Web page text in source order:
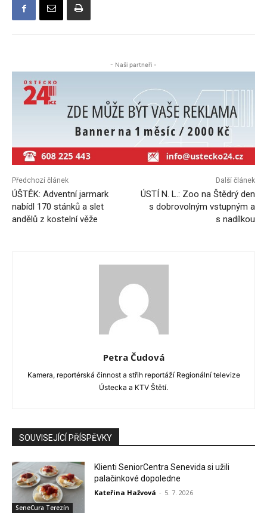
- Naši partneři -
Předchozí článek
ÚŠTĚK: Adventní jarmark
nabídl 170 stánků a slet
andělů z kostelní věže
Další článek
ÚSTÍ N. L.: Zoo na Štědrý den
s dobrovolným vstupným a
s nadílkou
Petra Čudová
Kamera, reportérská činnost a střih reportáží Regionální televize
Ústecka a KTV Štětí.
SOUVISEJÍCÍ PŘÍSPĚVKY
SeneCura Terezín
Klienti SeniorCentra Senevida si užili
palačinkové dopoledne
Kateřina Hažvová - 5. 7. 2026